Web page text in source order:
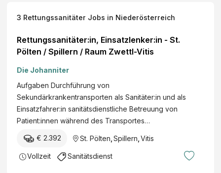
3 Rettungssanitäter Jobs in Niederösterreich
Rettungssanitäter:in, Einsatzlenker:in - St.
Pölten / Spillern / Raum Zwettl-Vitis
Die Johanniter
Aufgaben Durchführung von
Sekundärkrankentransporten als Sanitäter:in und als
Einsatzfahrer:in sanitätsdienstliche Betreuung von
Patient:innen während des Transportes…
€ 2.392 St. Pölten Spillern Vitis
Vollzeit Sanitätsdienst